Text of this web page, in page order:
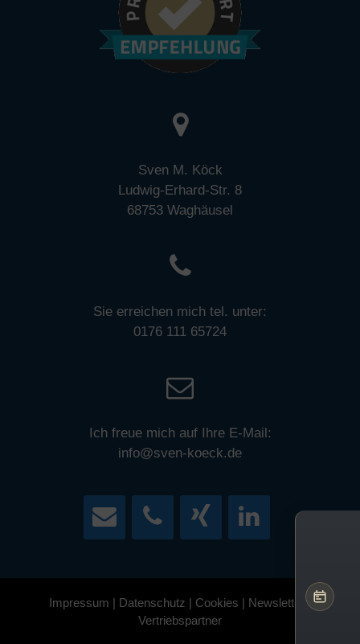
Sven M. Köck
Ludwig-Erhard-Str. 8
68753 Waghäusel
Sie erreichen mich tel. unter:
0176 111 65724
Ich freue mich auf Ihre E-Mail:
info@sven-koeck.de
Impressum | Datenschutz | Cookies | Newsletter |
Vertriebspartner